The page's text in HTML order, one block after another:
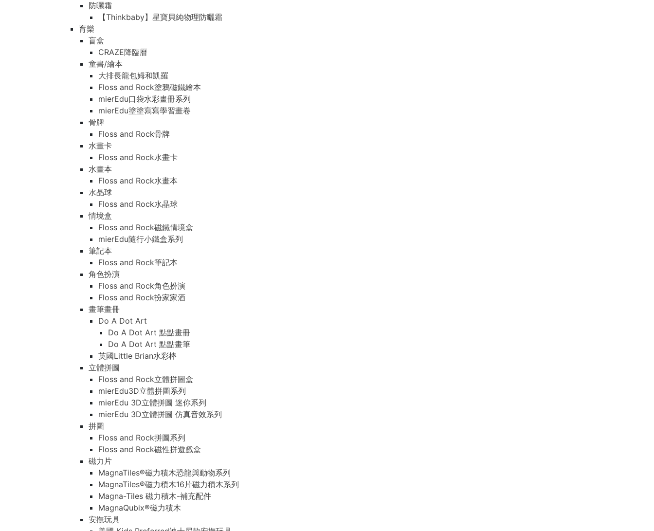
防曬霜
【Thinkbaby】星寶貝純物理防曬霜
育樂
盲盒
CRAZE降臨曆
童書/繪本
大排長龍包姆和凱羅
Floss and Rock塗鴉磁鐵繪本
mierEdu口袋水彩畫冊系列
mierEdu塗塗寫寫學習畫卷
骨牌
Floss and Rock骨牌
水畫卡
Floss and Rock水畫卡
水畫本
Floss and Rock水畫本
水晶球
Floss and Rock水晶球
情境盒
Floss and Rock磁鐵情境盒
mierEdu隨行小鐵盒系列
筆記本
Floss and Rock筆記本
角色扮演
Floss and Rock角色扮演
Floss and Rock扮家家酒
畫筆畫冊
Do A Dot Art
Do A Dot Art 點點畫冊
Do A Dot Art 點點畫筆
英國Little Brian水彩棒
立體拼圖
Floss and Rock立體拼圖盒
mierEdu3D立體拼圖系列
mierEdu 3D立體拼圖 迷你系列
mierEdu 3D立體拼圖 仿真音效系列
拼圖
Floss and Rock拼圖系列
Floss and Rock磁性拼遊戲盒
磁力片
MagnaTiles®磁力積木恐龍與動物系列
MagnaTiles®磁力積木16片磁力積木系列
Magna-Tiles 磁力積木-補充配件
MagnaQubix®磁力積木
安撫玩具